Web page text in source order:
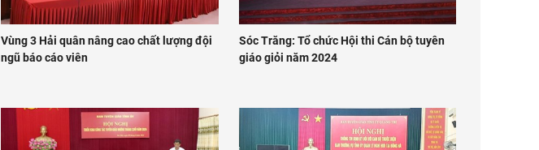
Vùng 3 Hải quân nâng cao chất lượng đội
ngũ báo cáo viên
Sóc Trăng: Tổ chức Hội thi Cán bộ tuyên
giáo giỏi năm 2024